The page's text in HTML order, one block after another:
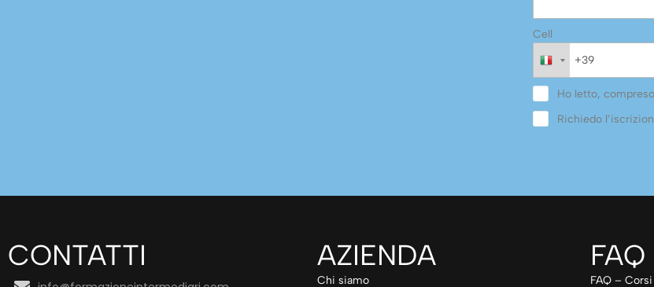
Cell
Ho letto,
Richiedo
CONTATTI AZIENDA
Chi siamo
FAQ
FAQ –